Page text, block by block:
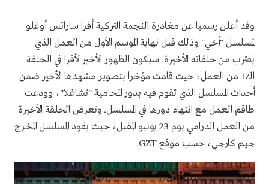
وقد أعلن رسميا عن مغادرة النجمة التركية أفرا ساراتس أوغلو
لمسلسل "أخي" وذلك قبل نهاية الموسم الأول من العمل الذي
يقترب من حلقاته الأخيرة. سيكون الظهور الأخير لأفرا في الحلقة
الـ17 من العمل، حيث قامت مؤخرا بتصوير مشهدها الأخير ضمن
أحداث المسلسل الذي تقوم فيه بدور المحامية "تشاغلا"، وودعت
طاقم العمل مع انتهاء دورها في المسلسل. وتعرض الحلقة الأخيرة
من العمل الدرامي يوم 23 يونيو المقبل، حيث يقود المسلسل المخرج
جيم كارجي، حسب موقع GZT.